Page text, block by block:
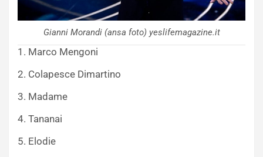
Gianni Morandi (ansa foto) yeslifemagazine.it
1. Marco Mengoni
2. Colapesce Dimartino
3. Madame
4. Tananai
5. Elodie